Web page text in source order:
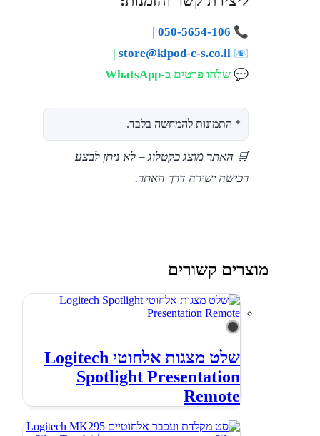
📞
050-5654-106
📧
store@kipod-c-s.co.il
💬 שלחו פרטים ב-WhatsApp
* התמונות להמחשה בלבד.
🛒 האתר מוצג כקטלוג – לא ניתן לבצע
רכישה ישירה דרך האתר.
מוצרים קשורים
שלט מצגות אלחוטי Logitech
Spotlight Presentation
Remote